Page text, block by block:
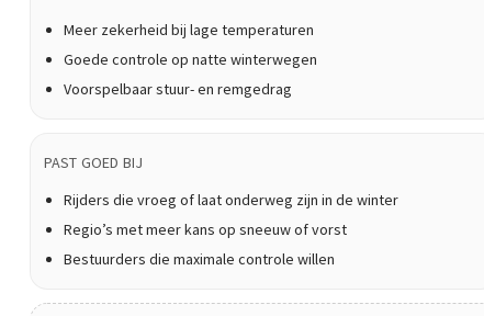
Meer zekerheid bij lage temperaturen
Goede controle op natte winterwegen
Voorspelbaar stuur- en remgedrag
PAST GOED BIJ
Rijders die vroeg of laat onderweg zijn in de winter
Regio’s met meer kans op sneeuw of vorst
Bestuurders die maximale controle willen